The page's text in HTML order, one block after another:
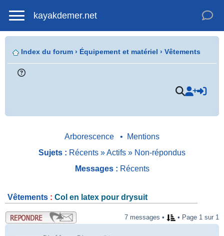
kayakdemer.net
Index du forum › Équipement et matériel › Vêtements
Arborescence •
Mentions
Sujets : Récents »Actifs » Non-répondus
Messages : Récents
Vêtements : Col en latex pour drysuit
.
7 messages • • Page 1 sur 1